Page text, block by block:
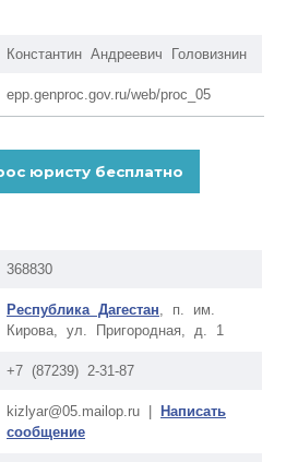
Константин Андреевич Головизнин
epp.genproc.gov.ru/web/proc_05
368830
Республика Дагестан , п. им.
Кирова, ул. Пригородная, д. 1
+7 (87239) 2-31-87
kizlyar@05.mailop.ru |
Написать
сообщение